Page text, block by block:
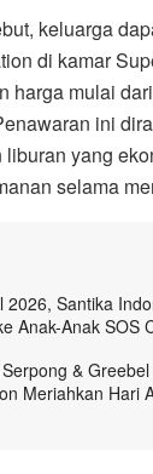
keluarga
di kamar
harga mulai
ini
yang
selama
2026, Santika
Anak-Anak SOS
&
Meriahkan Hari